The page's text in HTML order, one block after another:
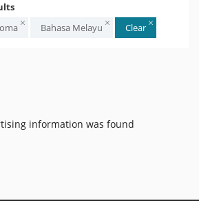
Bahasa Melayu Clear
information was found